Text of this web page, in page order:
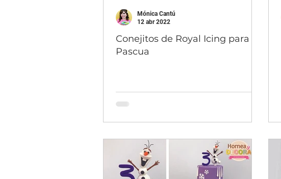
Conejitos de Royal Icing para
Pascua
Mónica Cantú
12 abr 2022